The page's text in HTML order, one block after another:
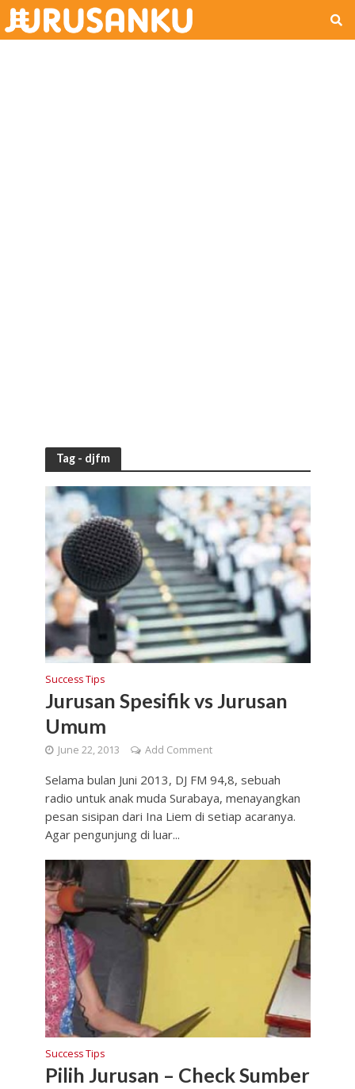
Tag - djfm
Success Tips
Jurusan Spesifik vs Jurusan
Umum
June 22, 2013 Add Comment
Selama bulan Juni 2013, DJ FM 94,8, sebuah
radio untuk anak muda Surabaya, menayangkan
pesan sisipan dari Ina Liem di setiap acaranya.
Agar pengunjung di luar...
Success Tips
Pilih Jurusan – Check Sumber